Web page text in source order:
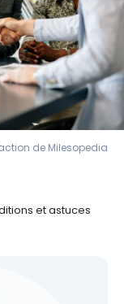
de Milesopedia
et astuces